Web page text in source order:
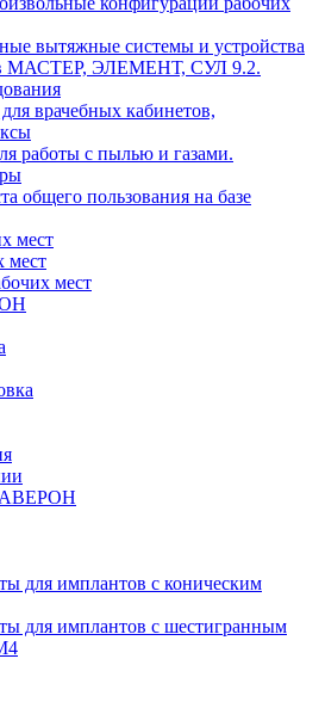
вытяжные системы и устройства
МАСТЕР, ЭЛЕМЕНТ, СУЛ 9.2.
врачебных кабинетов,
работы с пылью и газами.
общего пользования на базе
мест
мест
мест
АВЕРОН
для имплантов с коническим
для имплантов с шестигранным